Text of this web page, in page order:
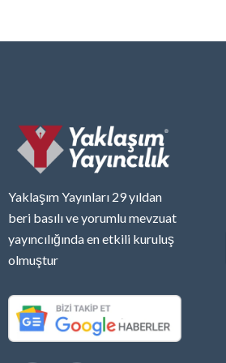
Yaklaşım Yayınları 29 yıldan
beri basılı ve yorumlu mevzuat
yayıncılığında en etkili kuruluş
olmuştur